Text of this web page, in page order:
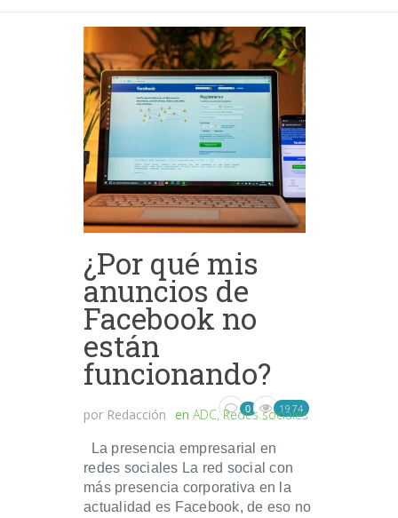
¿Por qué mis
anuncios de
Facebook no
están
funcionando?
por Redacción en ADC,Redes sociales
0 1974
La presencia empresarial en
redes sociales La red social con
más presencia corporativa en la
actualidad es Facebook, de eso no